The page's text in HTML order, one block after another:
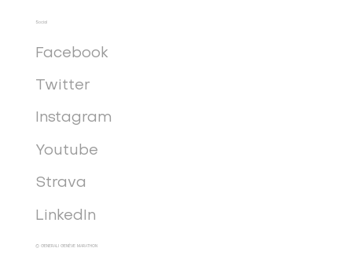
Social
Facebook
Twitter
Instagram
Youtube
Strava
LinkedIn
© GENERALI GENÈVE MARATHON